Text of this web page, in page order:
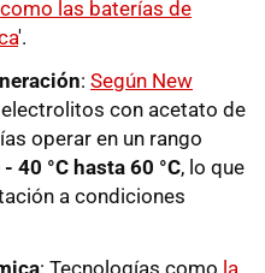
como las baterías de
'.
: Según New
con acetato de
operar en un rango
40 °C hasta 60 °C, lo que
a condiciones